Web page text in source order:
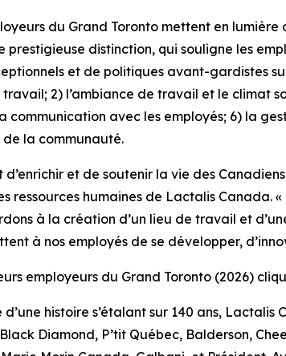
du Grand Toronto mettent en
distinction, qui souligne les
et de politiques avant-gardistes
2) l’ambiance de travail et le climat
communication avec les employés; 6) la
de la communauté.
et de soutenir la vie des
ressources humaines de Lactalis Canada.
à la création d’un lieu de travail et
à nos employés de se développer,
employeurs du Grand Toronto (2026)
d’une histoire s’étalant sur 140 ans,
Diamond, P’tit Québec, Balderson,